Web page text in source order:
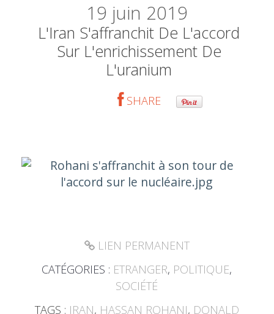
19 juin 2019
L'Iran S'affranchit De L'accord
Sur L'enrichissement De
L'uranium
SHARE
LIEN PERMANENT
CATÉGORIES : ETRANGER, POLITIQUE,
SOCIÉTÉ
TAGS : IRAN, HASSAN ROHANI, DONALD